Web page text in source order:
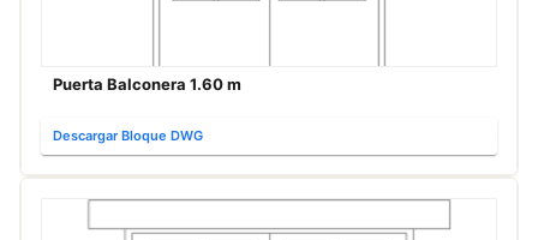
Puerta Balconera 1.60 m
Descargar Bloque DWG